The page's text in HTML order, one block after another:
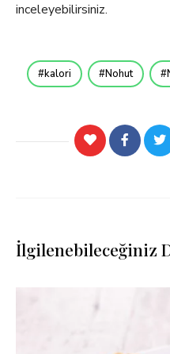
inceleyebilirsiniz.
kalori Nohut
İlgilenebileceğiniz